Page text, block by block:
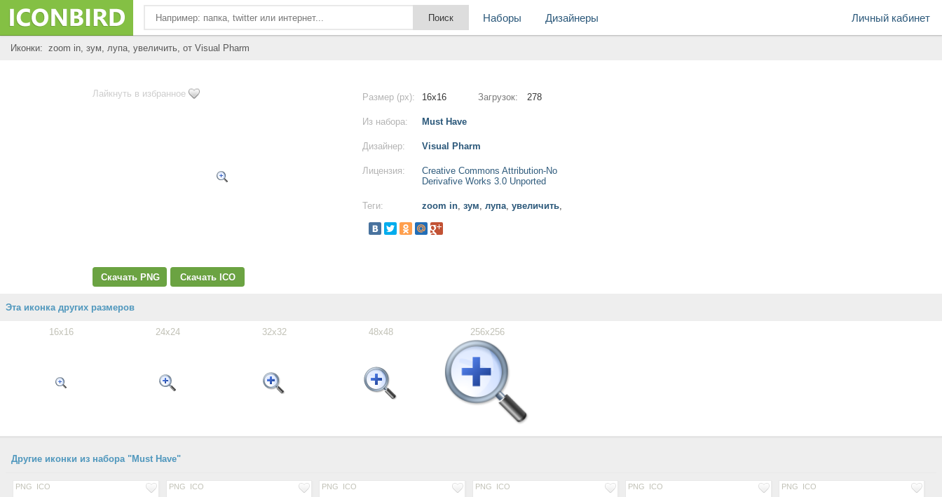
Личный кабинет
Наборы Дизайнеры
Иконки: zoom in, зум, лупа, увеличить, от Visual Pharm
Лайкнуть в избранное
Скачать PNG Скачать ICO
Размер (px): 16x16 Загрузок: 278
Из набора: Must Have
Дизайнер: Visual Pharm
Лицензия:
Creative Commons Attribution-No
Derivafive Works 3.0 Unported
Теги: zoom in, зум, лупа, увеличить,
Эта иконка других размеров
16x16 24x24 32x32 48x48 256x256
Другие иконки из набора "Must Have"
PNG ICO PNG ICO PNG ICO PNG ICO PNG ICO PNG ICO